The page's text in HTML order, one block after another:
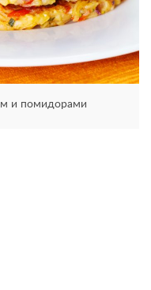
и помидорами